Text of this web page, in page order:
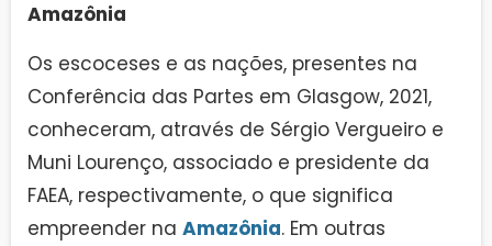
Amazônia
Os escoceses e as nações, presentes na
Conferência das Partes em Glasgow, 2021,
conheceram, através de Sérgio Vergueiro e
Muni Lourenço, associado e presidente da
FAEA, respectivamente, o que significa
empreender na Amazônia. Em outras